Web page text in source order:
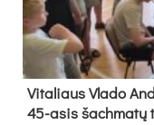
Vi­ta­liaus Vla­do
45-asis šach­ma­tų